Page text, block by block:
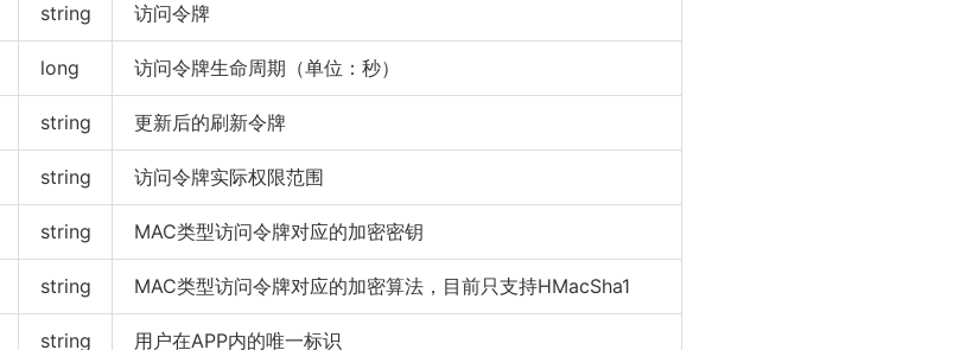
string 访问令牌
long 访问令牌生命周期（单位：秒）
string 更新后的刷新令牌
string 访问令牌实际权限范围
string MAC类型访问令牌对应的加密密钥
string MAC类型访问令牌对应的加密算法，目前只支持HMacSha1
string 用户在APP内的唯一标识